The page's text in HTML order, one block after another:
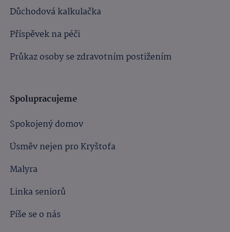
Důchodová kalkulačka
Příspěvek na péči
Průkaz osoby se zdravotním postižením
Spolupracujeme
Spokojený domov
Úsměv nejen pro Kryštofa
Malyra
Linka seniorů
Píše se o nás